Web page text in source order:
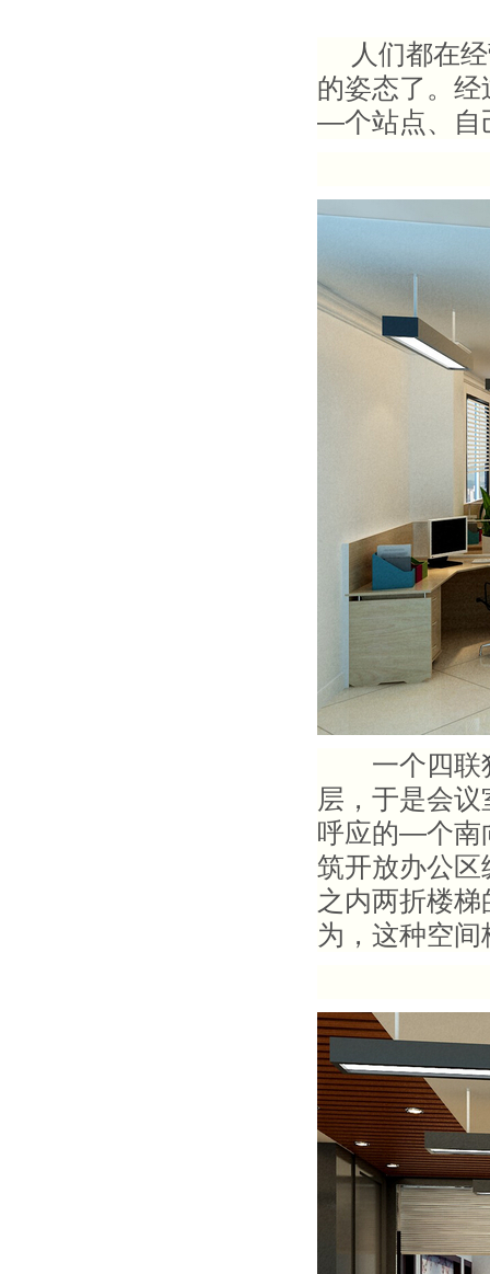
人们都在经
的姿态了。经
—个站点、自
一个四联独
层，于是会
呼应的—个南
筑开放办公
之内两折楼
为，这种空